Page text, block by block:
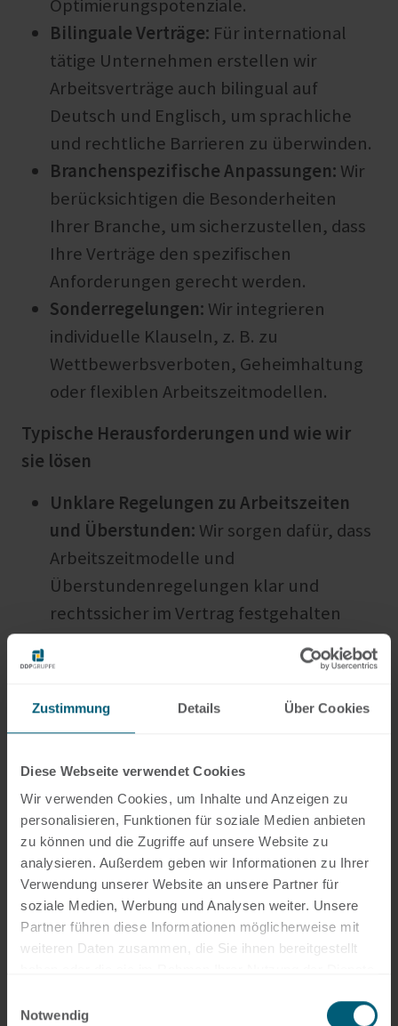
Zustimmung Details Über Cookies
Diese Webseite verwendet Cookies
Wir verwenden Cookies, um Inhalte und Anzeigen zu
personalisieren, Funktionen für soziale Medien anbieten
zu können und die Zugriffe auf unsere Website zu
analysieren. Außerdem geben wir Informationen zu Ihrer
Verwendung unserer Website an unsere Partner für
soziale Medien, Werbung und Analysen weiter. Unsere
Partner führen diese Informationen möglicherweise mit
weiteren Daten zusammen, die Sie ihnen bereitgestellt
Notwendig
Optimierungspotenziale.
Bilinguale Verträge: Für international
tätige Unternehmen erstellen wir
Arbeitsverträge auch bilingual auf
Deutsch und Englisch, um sprachliche
und rechtliche Barrieren zu überwinden.
Branchenspezifische Anpassungen: Wir
berücksichtigen die Besonderheiten
Ihrer Branche, um sicherzustellen, dass
Ihre Verträge den spezifischen
Anforderungen gerecht werden.
Sonderregelungen: Wir integrieren
individuelle Klauseln, z. B. zu
Wettbewerbsverboten, Geheimhaltung
oder flexiblen Arbeitszeitmodellen.
Typische Herausforderungen und wie wir
sie lösen
Unklare Regelungen zu Arbeitszeiten
und Überstunden: Wir sorgen dafür, dass
Arbeitszeitmodelle und
Überstundenregelungen klar und
rechtssicher im Vertrag festgehalten
werden.
Fehlende Klauseln zu Vertraulichkeit
Gerade in sensiblen
Branchen ist es wichtig, dass
Datenschutzregelungen eindeutig
geregelt sind.
Internationale Einsätze:Für
Unternehmen mit globaler Ausrichtung
erstellen wir Verträge, die den
Anforderungen internationaler
Mitarbeitereinsätze gerecht werden.